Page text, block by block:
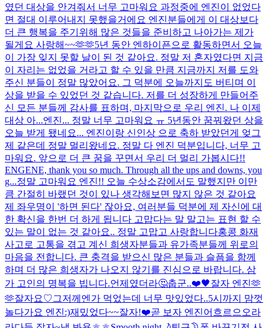
였던 대상을 안겨줘서 너무 고마워요 과정중에 엔진이 없었다
면 절대 이루어내지 못했을거에요 엔진분들에게 이 대상보다
더 큰 행복을 주기위해 많은 것들을 준비하고 나아가는 제가
될게요 사랑해~~🫶🫶5년 동안 엔하이픈으로 활동하면서 오늘
이 가장 잊지 못할 날이 된 것 같아요. 정말 저 혼자였다면 지금
이 자리는 없었을 거라고 할 수 있을 만큼 지금까지 저를 도와
주신 분들이 정말 많았어요. 그 덕분에 오늘까지도 버티며 이
상을 받을 수 있었던 것 같습니다. 저를 더 성장하게 만들어주
신 모든 분들께 감사를 표하며, 마지막으로 우리 엔진. 나 이제
대상 아...엔진... 정말 너무 고마워요 ㅠ 5년동안 꿈꿔왔던 상을
오늘 받게 됐네요... 엔진이랑 신인상 으로 축하 받았던게 엊그
제 같은데 정말 멀리왔네요. 정말 다 엔진 덕분입니다, 너무 고
마워요. 앞으로 더 큰 꿈을 꾸면서 우리 더 멀리 가봅시다!!
ENGENE, thank you so much. Through all the ups and downs, you
g...정말 고마워요 엔진!! 오늘 수상소감에서도 말했지만 이만
큼 간절히 바랬던 것이 있나 생각해보면 많지 않은 것 같아요
제 좌우명이 '하면 된다' 잖아요, 여러분들 덕분에 제 자신에 대
한 확신을 한번 더 하게 됩니다 고맙다는 말 말고는 표현 할 수
있는 말이 없는 것 같아요.. 정말 고맙고 사랑합니다홍콩 화재
사고로 고통을 겪고 계신 희생자분들과 유가족분들께 위로의
마음을 전합니다. 큰 충격을 받으신 많은 분들과 슬픔을 함께
하며 더 많은 희생자가 나오지 않기를 진심으로 바랍니다. 삼
가 고인의 명복을 빕니다.언제였더라🤔춥군..❤️🖤잘자 엔진🫶
🫶잘자요♡그저께엔가 먹었는데 너무 맛있었다..5시까지 맘껏
놀다가요 엔진:)재밌었다~~잘자!❤️곧 보자 엔진어흐르으오라